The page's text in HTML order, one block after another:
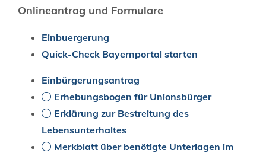
Onlineantrag und Formulare
Einbuergerung
Quick-Check Bayernportal starten
Einbürgerungsantrag
Erhebungsbogen für Unionsbürger
Erklärung zur Bestreitung des
Lebensunterhaltes
Merkblatt über benötigte Unterlagen im